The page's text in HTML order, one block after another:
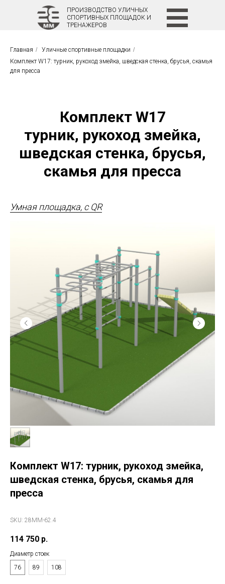
ПРОИЗВОДСТВО УЛИЧНЫХ
СПОРТИВНЫХ ПЛОЩАДОК И
ТРЕНАЖЕРОВ
Главная / Уличные спортивные площадки /
Комплект W17: турник, рукоход змейка, шведская стенка, брусья, скамья
для пресса
Комплект W17
турник, рукоход змейка,
шведская стенка, брусья,
скамья для пресса
Умная площадка, с QR
Комплект W17: турник, рукоход змейка,
шведская стенка, брусья, скамья для
пресса
SKU: 28ММ-62.4
114 750 р.
Диаметр стоек
76
89 108